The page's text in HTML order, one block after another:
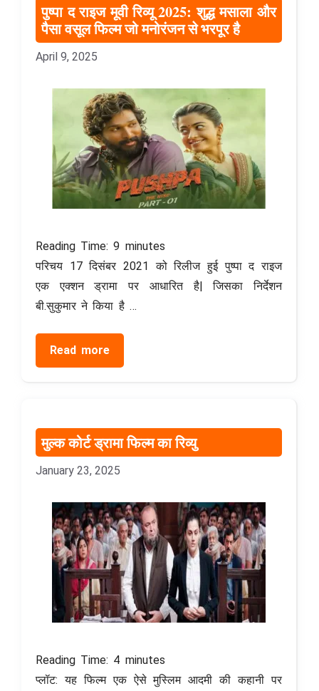
पुष्पा द राइज मूवी रिव्यू 2025: शुद्ध मसाला और
पैसा वसूल फिल्म जो मनोरंजन से भरपूर है
April 9, 2025
Reading Time:9 minutes
परिचय 17 दिसंबर 2021 को रिलीज हुई पुष्पा द राइज
एक एक्शन ड्रामा पर आधारित है| जिसका निर्देशन
बी.सुकुमार ने किया है …
Read more
मुल्क कोर्ट ड्रामा फिल्म का रिव्यु
January 23, 2025
Reading Time: 4 minutes
प्लॉट: यह फिल्म एक ऐसे मुस्लिम आदमी की कहानी पर